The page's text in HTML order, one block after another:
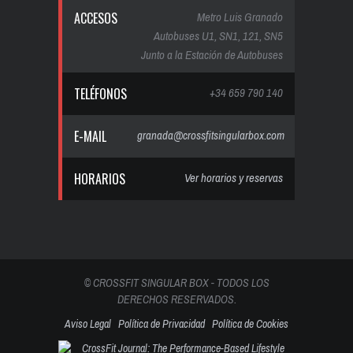
ACCESOS
Metro Luis Granado
Autobuses U1, SN1, 121, SN5
Junto a la Estación de Autobuses
TELÉFONOS +34 659 790 140
E-MAIL granada@crossfitsingularbox.com
HORARIOS Ver horarios y reservas
© CROSSFIT SINGULAR BOX - TODOS LOS
DERECHOS RESERVADOS.
Aviso Legal Política de Privacidad Política de Cookies